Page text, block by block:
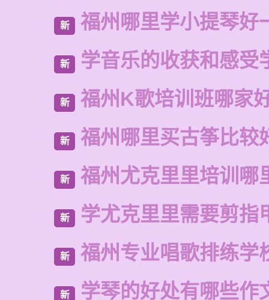
新 福州哪里学小提琴好
新 学音乐的收获和感受
新 福州K歌培训班哪家
新 福州哪里买古筝比较
新 福州尤克里里培训哪
新 学尤克里里需要剪指
新 福州专业唱歌排练学
新 学琴的好处有哪些作